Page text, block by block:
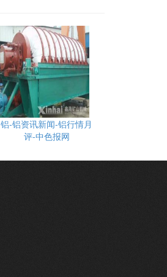
铝-铝资讯新闻-铝行情月
评-中色报网